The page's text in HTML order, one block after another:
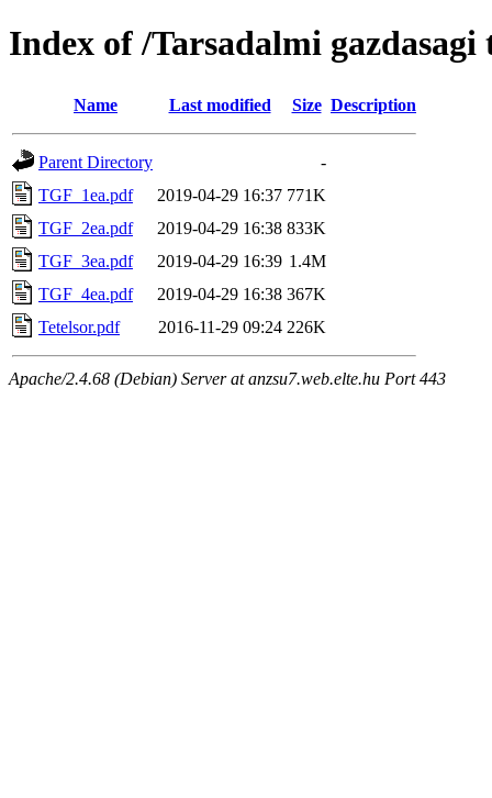
Index of /Tarsadalmi
Name Last modified Size Description
Parent Directory
-
TGF_1ea.pdf
2019-04-29 16:37 771K
TGF_2ea.pdf
2019-04-29 16:38 833K
TGF_3ea.pdf
2019-04-29 16:39 1.4M
TGF_4ea.pdf
2019-04-29 16:38 367K
Tetelsor.pdf
2016-11-29 09:24 226K
Apache/2.4.68 (Debian) Server at anzsu7.web.elte.hu Port 443